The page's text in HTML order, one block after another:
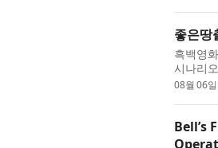
좋은땅
흑백영
시나리
소설 ‘마
08월 06
Bell’s